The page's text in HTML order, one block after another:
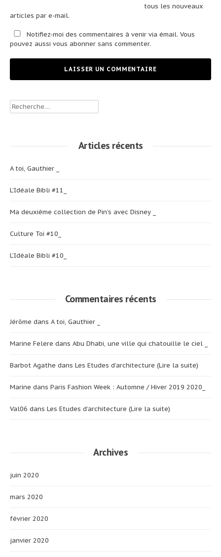
tous les nouveaux
articles par e-mail.
Notifiez-moi des commentaires à venir via émail. Vous
pouvez aussi vous abonner sans commenter.
Rechercher :
Articles récents
A toi, Gauthier _
L’Idéale Bibli #11_
Ma deuxième collection de Pin’s avec Disney _
Culture Toi #10_
L’Idéale Bibli #10_
Commentaires récents
Jérôme dans A toi, Gauthier _
Marine Felere dans Abu Dhabi, une ville qui chatouille le ciel _
Barbot Agathe dans Les Etudes d’architecture (Lire la suite)
Marine dans Paris Fashion Week : Automne / Hiver 2019 2020_
Val06 dans Les Etudes d’architecture (Lire la suite)
Archives
juin 2020
mars 2020
février 2020
janvier 2020